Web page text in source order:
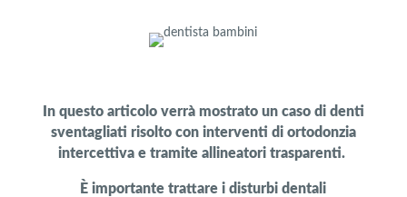
In questo articolo verrà mostrato un caso di denti
sventagliati risolto con interventi di ortodonzia
intercettiva e tramite allineatori trasparenti.
È importante trattare i disturbi dentali